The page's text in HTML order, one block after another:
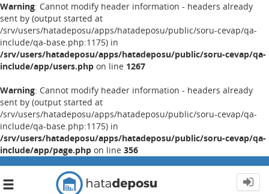
Warning: Cannot modify header information - headers already
sent by (output started at
/srv/users/hatadeposu/apps/hatadeposu/public/soru-cevap/qa-
include/qa-base.php:1175) in
/srv/users/hatadeposu/apps/hatadeposu/public/soru-cevap/qa-
include/app/users.php on line 1267
Warning: Cannot modify header information - headers already
sent by (output started at
/srv/users/hatadeposu/apps/hatadeposu/public/soru-cevap/qa-
include/qa-base.php:1175) in
/srv/users/hatadeposu/apps/hatadeposu/public/soru-cevap/qa-
include/app/page.php on line 356
Toggle